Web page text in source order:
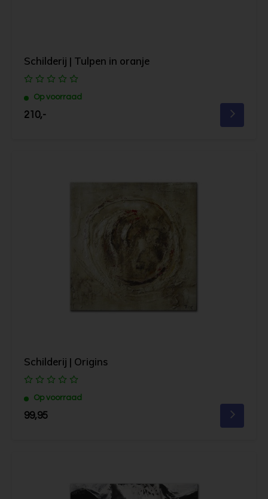
Schilderij | Tulpen in oranje
Op voorraad
210,-
Schilderij | Origins
Op voorraad
99,95